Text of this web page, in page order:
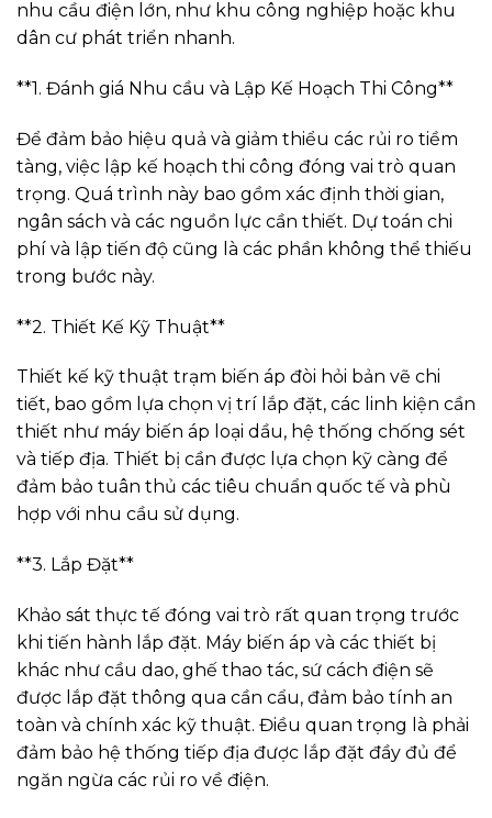
nhu cầu điện lớn, như khu công nghiệp hoặc khu
dân cư phát triển nhanh.
**1. Đánh giá Nhu cầu và Lập Kế Hoạch Thi Công**
Để đảm bảo hiệu quả và giảm thiểu các rủi ro tiềm
tàng, việc lập kế hoạch thi công đóng vai trò quan
trọng. Quá trình này bao gồm xác định thời gian,
ngân sách và các nguồn lực cần thiết. Dự toán chi
phí và lập tiến độ cũng là các phần không thể thiếu
trong bước này.
**2. Thiết Kế Kỹ Thuật**
Thiết kế kỹ thuật trạm biến áp đòi hỏi bản vẽ chi
tiết, bao gồm lựa chọn vị trí lắp đặt, các linh kiện cần
thiết như máy biến áp loại dầu, hệ thống chống sét
và tiếp địa. Thiết bị cần được lựa chọn kỹ càng để
đảm bảo tuân thủ các tiêu chuẩn quốc tế và phù
hợp với nhu cầu sử dụng.
**3. Lắp Đặt**
Khảo sát thực tế đóng vai trò rất quan trọng trước
khi tiến hành lắp đặt. Máy biến áp và các thiết bị
khác như cầu dao, ghế thao tác, sứ cách điện sẽ
được lắp đặt thông qua cần cẩu, đảm bảo tính an
toàn và chính xác kỹ thuật. Điều quan trọng là phải
đảm bảo hệ thống tiếp địa được lắp đặt đầy đủ để
ngăn ngừa các rủi ro về điện.